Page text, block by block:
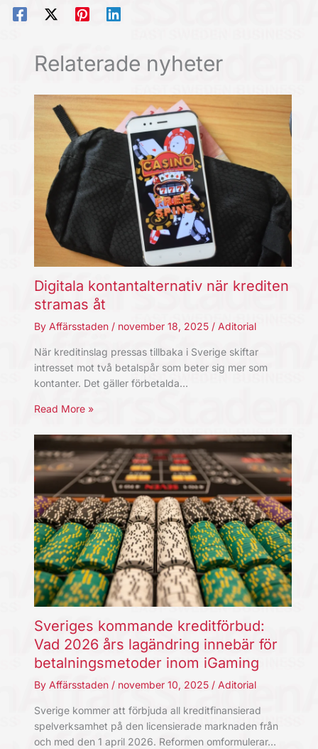
Relaterade nyheter
Digitala kontantalternativ när krediten
stramas åt
By Affärsstaden / november 18, 2025 / Aditorial
När kreditinslag pressas tillbaka i Sverige skiftar
intresset mot två betalspår som beter sig mer som
kontanter. Det gäller förbetalda…
Read More »
Sveriges kommande kreditförbud:
Vad 2026 års lagändring innebär för
betalningsmetoder inom iGaming
By Affärsstaden / november 10, 2025 / Aditorial
Sverige kommer att förbjuda all kreditfinansierad
spelverksamhet på den licensierade marknaden från
och med den 1 april 2026. Reformen omformulerar…